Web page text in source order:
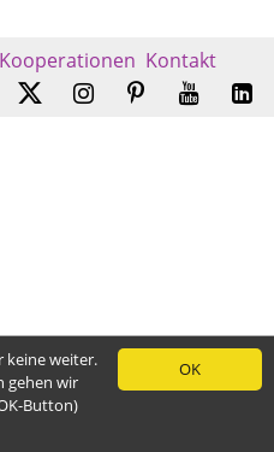
Kooperationen Kontakt
OK
keine weiter.
gehen wir
Button)